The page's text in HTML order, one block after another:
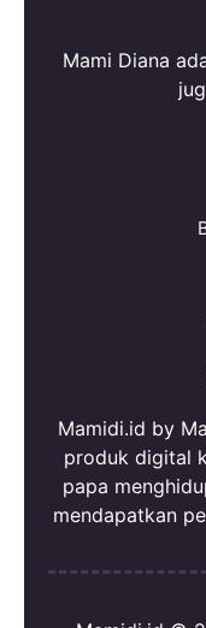
Mami Diana
Mamidi.id by
produk digital
papa
mendapatkan